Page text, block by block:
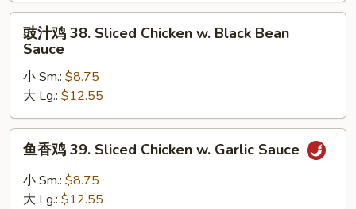
&
Snow
Peas
38.
Sliced
Chicken
w.
Black
Bean
Sauce
豉汁鸡 38. Sliced Chicken w. Black Bean
Sauce
小 Sm.: $8.75
大 Lg.: $12.55
39.
鱼香鸡 39. Sliced Chicken w. Garlic Sauce
小 Sm.: $8.75
大 Lg.: $12.55